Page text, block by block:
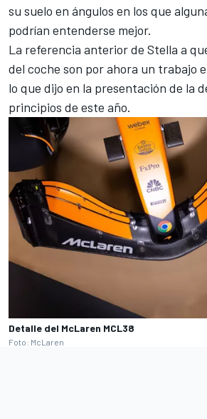
su suelo en ángulos en los que
podrían entenderse mejor.
La referencia anterior de Stella a
del coche son por ahora un trabajo
lo que dijo en la presentación de la
principios de este año.
Detalle del McLaren MCL38
Foto: McLaren